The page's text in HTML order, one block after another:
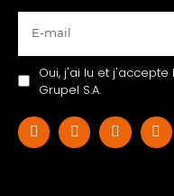
Oui, j'ai lu et
Grupel S.A.